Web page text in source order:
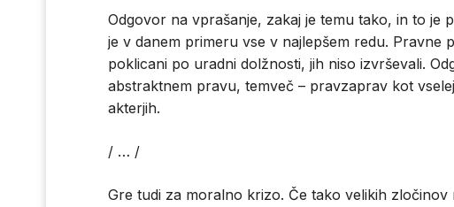
Odgovor na vprašanje, zakaj je temu tako, in to je
je v danem primeru vse v najlepšem redu. Pravne
poklicani po uradni dolžnosti, jih niso izvrševali.
abstraktnem pravu, temveč – pravzaprav kot
akterjih.
/ … /
Gre tudi za moralno krizo. Če tako velikih zločinov